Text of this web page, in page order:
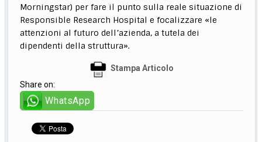
Morningstar) per fare il punto sulla reale situazione di
Responsible Research Hospital e focalizzare «le
attenzioni al futuro dell’azienda, a tutela dei
dipendenti della struttura».
Stampa Articolo
Share on:
WhatsApp